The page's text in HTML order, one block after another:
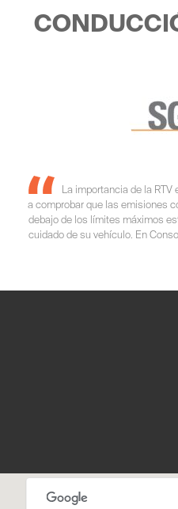
La importancia de la
a comprobar que las emisiones
debajo de los límites máximos
cuidado de su vehículo. En